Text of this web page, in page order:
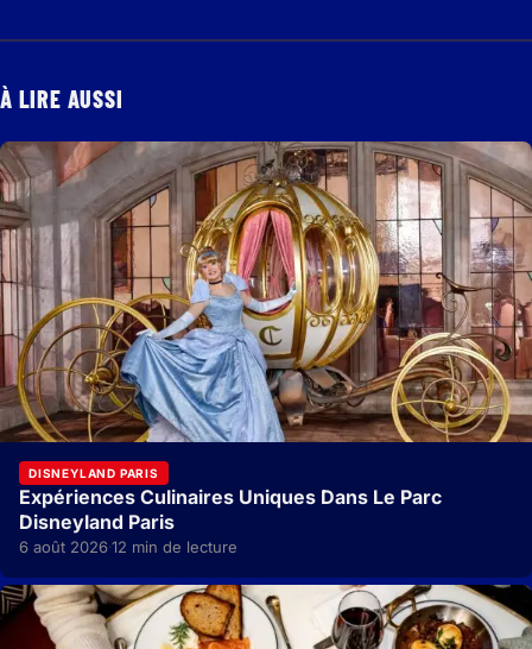
À LIRE AUSSI
DISNEYLAND PARIS
Expériences Culinaires Uniques Dans Le Parc
Disneyland Paris
6 août 2026·12 min de lecture